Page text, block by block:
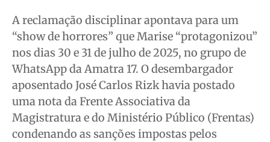
A reclamação disciplinar apontava para um
“show de horrores” que Marise “protagonizou”
nos dias 30 e 31 de julho de 2025, no grupo de
WhatsApp da Amatra 17. O desembargador
aposentado José Carlos Rizk havia postado
uma nota da Frente Associativa da
Magistratura e do Ministério Público (Frentas)
condenando as sanções impostas pelos